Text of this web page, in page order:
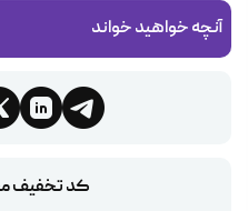
آنچه خواهید خواند
کد تخفیف